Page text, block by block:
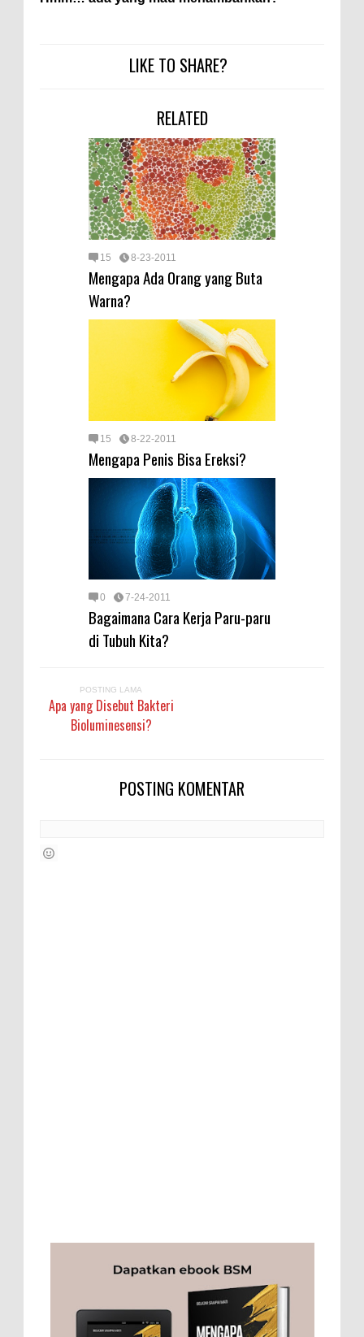
LIKE TO SHARE?
RELATED
15 8-23-2011
Mengapa Ada Orang yang Buta
Warna?
15 8-22-2011
Mengapa Penis Bisa Ereksi?
0 7-24-2011
Bagaimana Cara Kerja Paru-paru
di Tubuh Kita?
POSTING LAMA
Apa yang Disebut Bakteri
Bioluminesensi?
POSTING KOMENTAR